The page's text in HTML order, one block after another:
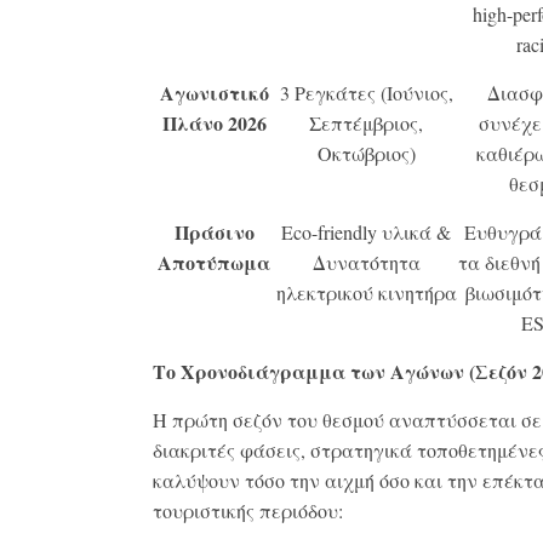
high-
Αγωνιστικό
Πλάνο 2026
3 Ρεγκάτες (Ιούνιος,
Σεπτέμβριος,
Οκτώβριος)
Πράσινο
Αποτύπωμα
Eco-friendly υλικά &
Δυνατότητα
ηλεκτρικού κινητήρα
τα
Το Χρονοδιάγραμμα των Αγώνων (Σεζόν
Η πρώτη σεζόν του θεσμού αναπτύσσεται σε
διακριτές φάσεις, στρατηγικά
καλύψουν τόσο την αιχμή όσο και την
τουριστικής περιόδου: